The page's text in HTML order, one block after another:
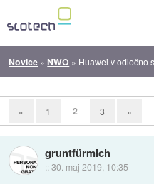
Novice » NWO » Huawei v odločno
« 1 2 3 »
gruntfürmich
::30. maj 2019, 10:35